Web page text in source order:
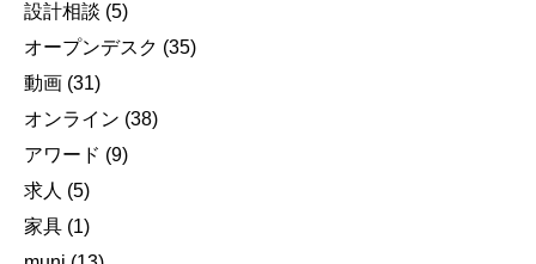
設計相談 (5)
オープンデスク (35)
動画 (31)
オンライン (38)
アワード (9)
求人 (5)
家具 (1)